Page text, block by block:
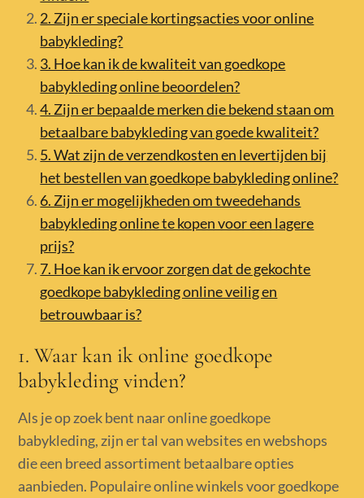
2. Zijn er speciale kortingsacties voor online
babykleding?
3. Hoe kan ik de kwaliteit van goedkope
babykleding online beoordelen?
4. Zijn er bepaalde merken die bekend staan om
betaalbare babykleding van goede kwaliteit?
5. Wat zijn de verzendkosten en levertijden bij
het bestellen van goedkope babykleding online?
6. Zijn er mogelijkheden om tweedehands
babykleding online te kopen voor een lagere
prijs?
7. Hoe kan ik ervoor zorgen dat de gekochte
goedkope babykleding online veilig en
betrouwbaar is?
1. Waar kan ik online goedkope
babykleding vinden?
Als je op zoek bent naar online goedkope
babykleding, zijn er tal van websites en webshops
die een breed assortiment betaalbare opties
aanbieden. Populaire online winkels voor goedkope